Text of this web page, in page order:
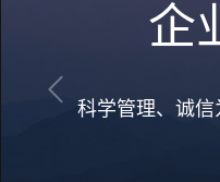
企
科学管理、诚